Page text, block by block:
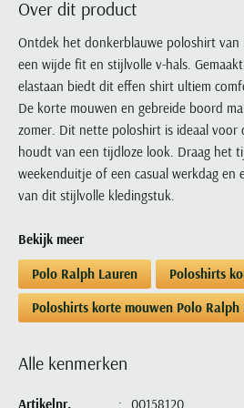
Portofino
Profuomo
R2
Seidensticker
State of Art
Tommy Hilfiger
Vanguard
Xacus
Populaire kleuren
Wit overhemd heren
Zwart overhemd heren
Groen overhemd heren
PME Legend
Polo Ralph Lauren
Portofino
Profuomo
State of Art
Superdry
Tommy Hilfiger
Grote maten
Grote maten poloshirts
Grote maten herenmode
Populaire kleuren
Witte polo heren
Polo Ralph Lauren
PME Legend
Portofino
Profuomo
State of Art
Superdry
Thomas Maine
Vanguard
William Lockie
Populaire materialen
Lamswollen trui
Merino wol trui
Pierre Cardin
PME Legend
Polo Ralph Lauren
Portofino
Replay
Tommy Hilfiger
Tramarossa
Deals
2e broek voor de helft
Meyer Chicago
Meyer Diego
PME Legend
Polo Ralph Lauren
Portofino
Reset
State of Art
Superdry
Tenson
Tommy Hilfiger
UBR
Vanguard
Wellington of Billmore
Grote maten jassen
Grote maten winterjassen
Tussenjassen
Bodywarmers
New Zealand
Olymp
Paul & Shark
Polo Ralph Lauren
PME Legend
Profuomo
R2
Superdry
Tenson
Tommy Hilfiger
Vanguard
Lacoste
Ledub
Lyle & Scott
Mac
Maerz
Magnanni
Mason's
Meyer
New Zealand
North 84
Over dit product
Ontdek het donkerblauwe poloshirt van
een wijde fit en stijlvolle v-hals.
elastaan biedt dit effen shirt ultiem
De korte mouwen en gebreide boord
zomer. Dit nette poloshirt is ideaal voor
houdt van een tijdloze look. Draag het
weekenduitje of een casual werkdag en
van dit stijlvolle kledingstuk.
Bekijk meer
Polo Ralph Lauren
Poloshirts
Poloshirts korte mouwen Polo Ralph
Alle kenmerken
Artikelnr. 00158120